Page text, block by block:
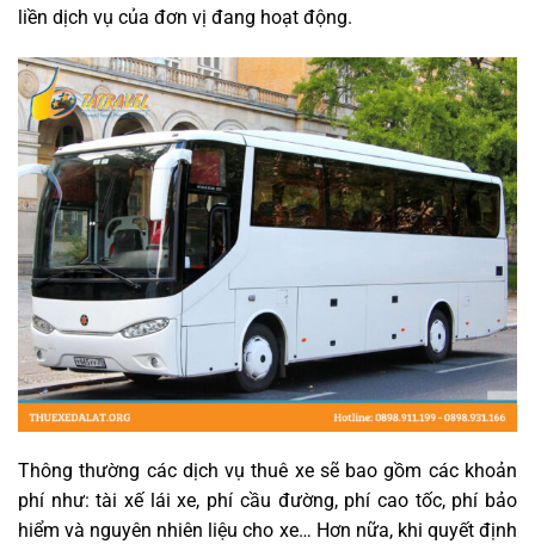
liền dịch vụ của đơn vị đang hoạt động.
Thông thường các dịch vụ thuê xe sẽ bao gồm các khoản
phí như: tài xế lái xe, phí cầu đường, phí cao tốc, phí bảo
hiểm và nguyên nhiên liệu cho xe… Hơn nữa, khi quyết định